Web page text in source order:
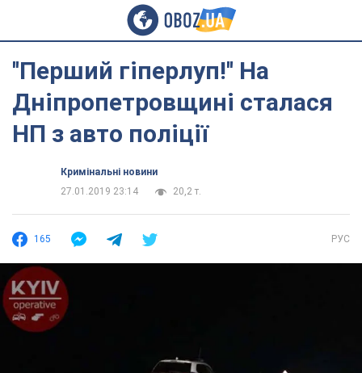
''Перший гіперлуп!'' На
Дніпропетровщині сталася
НП з авто поліції
Кримінальні новини
27.01.2019 23:14
20,2 т.
165 РУС